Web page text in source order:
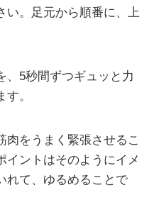
い。足元から順番に、上
、5秒間ずつギュッと力
。
肉をうまく緊張させるこ
イントはそのようにイメ
れて、ゆるめることで